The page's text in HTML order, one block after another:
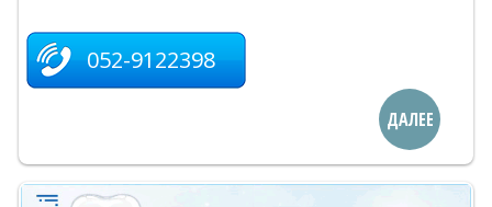
052-9122398
ДАЛЕЕ